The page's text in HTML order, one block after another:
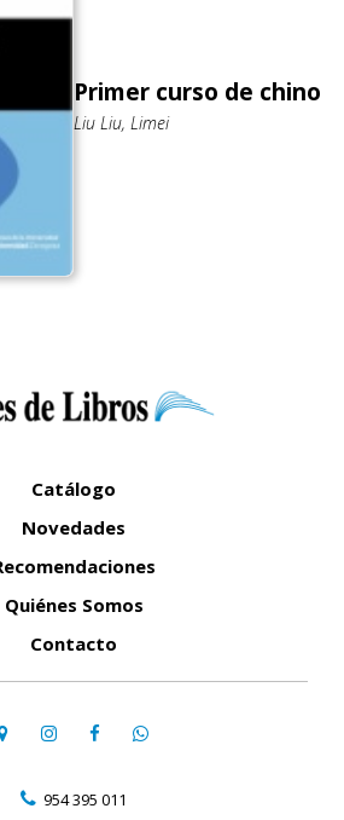
Primer curso de chino
Liu Liu, Limei
Catálogo
Novedades
Quiénes Somos
Contacto
954 395 011